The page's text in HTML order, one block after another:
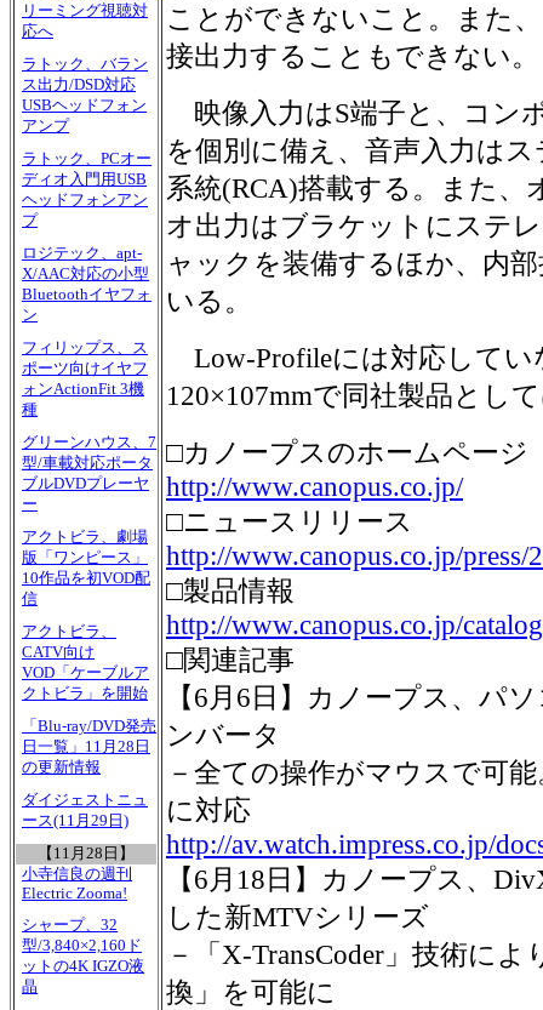
リーミング視聴対
応へ
ラトック、バラン
ス出力/DSD対応
USBヘッドフォン
アンプ
ラトック、PCオー
ディオ入門用USB
ヘッドフォンアン
プ
ロジテック、apt-
X/AAC対応の小型
Bluetoothイヤフォ
ン
フィリップス、ス
ポーツ向けイヤフ
ォンActionFit 3機
種
グリーンハウス、7
型/車載対応ポータ
ブルDVDプレーヤ
ー
アクトビラ、劇場
版「ワンピース」
10作品を初VOD配
信
アクトビラ、
CATV向け
VOD「ケーブルア
クトビラ」を開始
「Blu-ray/DVD発売
日一覧」11月28日
の更新情報
ダイジェストニュ
ース(11月29日)
【11月28日】
小寺信良の週刊
Electric Zooma!
シャープ、32
型/3,840×2,160ド
ットの4K IGZO液
晶
ことができないこと。また、
接出力することもできない。
映像入力はS端子と、コン
を個別に備え、音声入力は
系統(RCA)搭載する。また、
オ出力はブラケットにステ
ャックを装備するほか、内
いる。
Low-Profileには対応して
120×107mmで同社製品とし
□カノープスのホームページ
http://www.canopus.co.jp/
□ニュースリリース
http://www.canopus.co.jp/press/
□製品情報
http://www.canopus.co.jp/
□関連記事
【6月6日】カノープス、パ
ンバータ
－全ての操作がマウスで可
に対応
http://av.watch.impress.co.jp/
【6月18日】カノープス、
した新MTVシリーズ
－「X-TransCoder」技術に
換」を可能に